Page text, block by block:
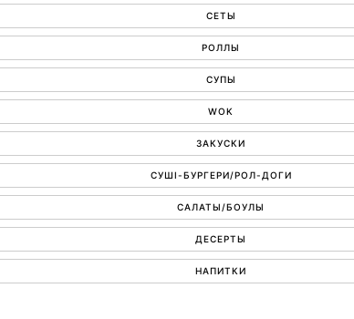
СЕТЫ
РОЛЛЫ
СУПЫ
WOK
ЗАКУСКИ
СУШІ-БУРГЕРИ/РОЛ-ДОГИ
САЛАТЫ/БОУЛЫ
ДЕСЕРТЫ
НАПИТКИ